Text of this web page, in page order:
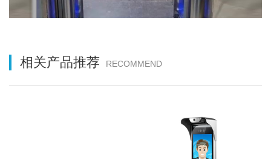
相关产品推荐 RECOMMEND